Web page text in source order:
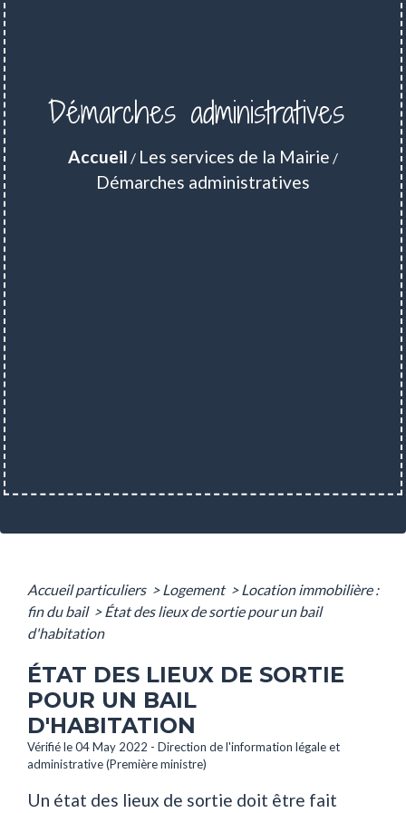
Démarches administratives
Accueil / Les services de la Mairie /
Démarches administratives
Accueil particuliers > Logement > Location immobilière :
fin du bail > État des lieux de sortie pour un bail
d'habitation
ÉTAT DES LIEUX DE SORTIE
POUR UN BAIL
D'HABITATION
Vérifié le 04 May 2022 - Direction de l'information légale et
administrative (Première ministre)
Un état des lieux de sortie doit être fait